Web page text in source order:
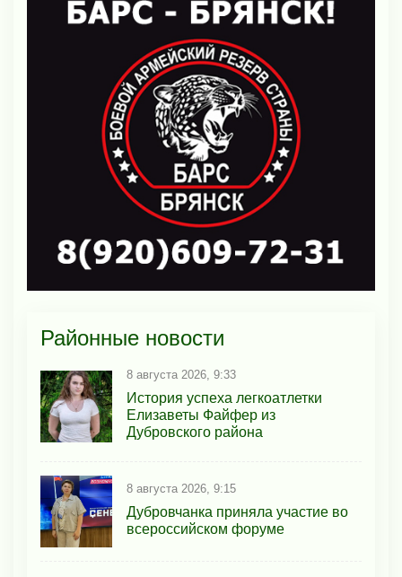
Районные новости
8 августа 2026, 9:33
История успеха легкоатлетки
Елизаветы Файфер из
Дубровского района
8 августа 2026, 9:15
Дубровчанка приняла участие во
всероссийском форуме